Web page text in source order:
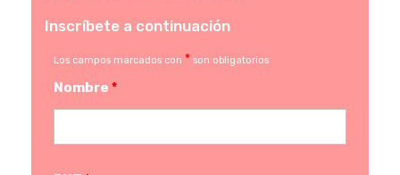
Inscríbete a continuación
Los campos marcados con * son obligatorios
Nombre *